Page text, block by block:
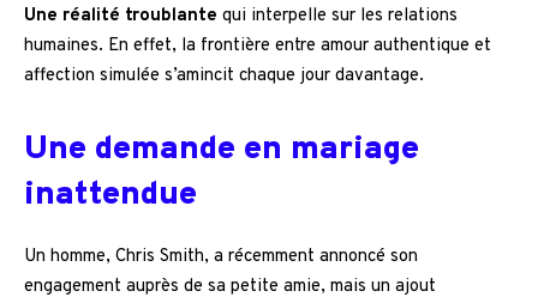
Une réalité troublante qui interpelle sur les relations
humaines. En effet, la frontière entre amour authentique et
affection simulée s’amincit chaque jour davantage.
Une demande en mariage
inattendue
Un homme, Chris Smith, a récemment annoncé son
engagement auprès de sa petite amie, mais un ajout